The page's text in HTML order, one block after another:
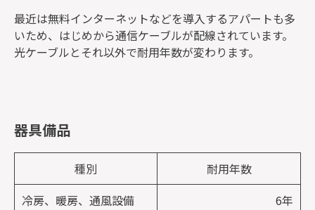
最近は無料インターネットなどを導入するアパートも多
いため、はじめから通信ケーブルが配線されています。
光ケーブルとそれ以外で耐用年数が変わります。
器具備品
種別
耐用年数
冷房、暖房、通風設備
6年